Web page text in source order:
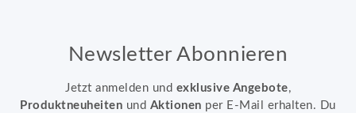
Newsletter Abonnieren
Jetzt anmelden und exklusive Angebote,
Produktneuheiten und Aktionen per E-Mail erhalten. Du